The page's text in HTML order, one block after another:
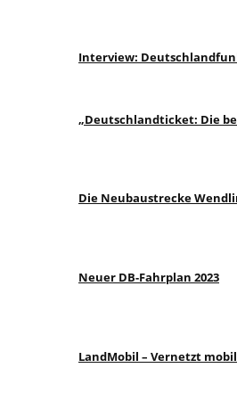
Interview:
„Deutschlandticket: Die
Die Neubaustrecke
Neuer DB-Fahrplan 2023
LandMobil – Vernetzt